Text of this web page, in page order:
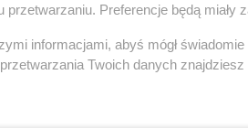
przetwarzaniu. Preferencje będą miały
informacjami, abyś mógł
Twoich danych